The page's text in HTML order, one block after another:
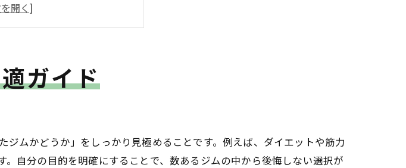
仙台の立地比較
は宮町でも注目
に出会う極意
ぶための考え方
口コミ活用術
ガイド
ムかどうか」をしっかり見極めることです。例えば、ダイエットや筋力
自分の目的を明確にすることで、数あるジムの中から後悔しない選択が